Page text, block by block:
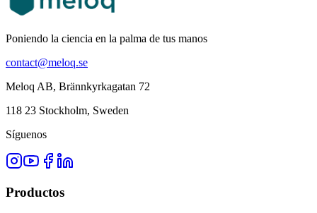
Poniendo la ciencia en la palma de tus manos
contact@meloq.se
Meloq AB, Brännkyrkagatan 72
118 23 Stockholm, Sweden
Síguenos
Productos